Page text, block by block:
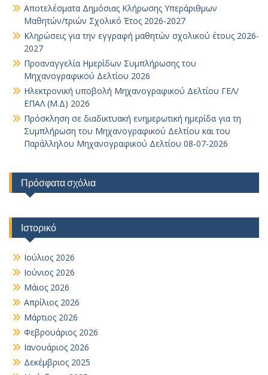
Αποτελέσματα Δημόσιας Κλήρωσης Υπεράριθμων
Μαθητών/τριών Σχολικό Έτος 2026-2027
Κληρώσεις για την εγγραφή μαθητών σχολικού έτους 2026-
2027
Προαναγγελία Ημερίδων Συμπλήρωσης του
Μηχανογραφικού Δελτίου 2026
Ηλεκτρονική υποβολή Μηχανογραφικού Δελτίου ΓΕΛ/
ΕΠΑΛ (Μ.Δ) 2026
Πρόσκληση σε διαδικτυακή ενημερωτική ημερίδα για τη
Συμπλήρωση του Μηχανογραφικού Δελτίου και του
Παράλληλου Μηχανογραφικού Δελτίου 08-07-2026
Πρόσφατα σχόλια
Ιστορικό
Ιούλιος 2026
Ιούνιος 2026
Μάιος 2026
Απρίλιος 2026
Μάρτιος 2026
Φεβρουάριος 2026
Ιανουάριος 2026
Δεκέμβριος 2025